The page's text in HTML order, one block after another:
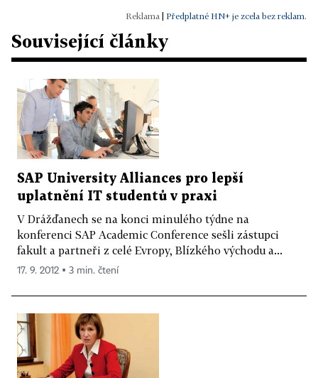
Předplatné HN+ je zcela bez reklam.
Související články
SAP University Alliances pro lepší
uplatnění IT studentů v praxi
V Drážďanech se na konci minulého týdne na
konferenci SAP Academic Conference sešli zástupci
fakult a partneři z celé Evropy, Blízkého východu a...
17. 9. 2012 ▪ 3 min. čtení